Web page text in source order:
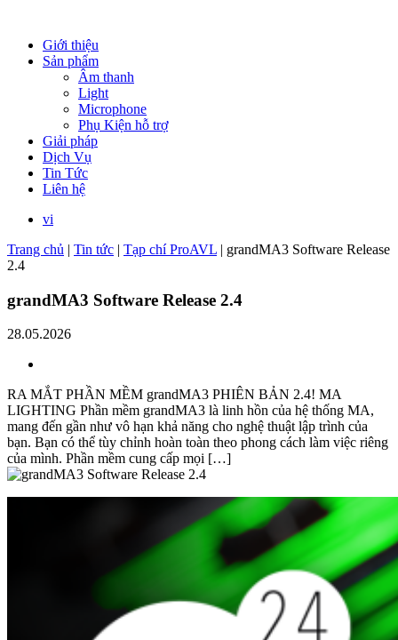
Giới thiệu
Sản phẩm
Âm thanh
Light
Microphone
Phụ Kiện hỗ trợ
Giải pháp
Dịch Vụ
Tin Tức
Liên hệ
vi
Trang chủ | Tin tức | Tạp chí ProAVL | grandMA3 Software Release
2.4
grandMA3 Software Release 2.4
28.05.2026
RA MẮT PHẦN MỀM grandMA3 PHIÊN BẢN 2.4! MA
LIGHTING Phần mềm grandMA3 là linh hồn của hệ thống MA,
mang đến gần như vô hạn khả năng cho nghệ thuật lập trình của
bạn. Bạn có thể tùy chỉnh hoàn toàn theo phong cách làm việc riêng
của mình. Phần mềm cung cấp mọi […]